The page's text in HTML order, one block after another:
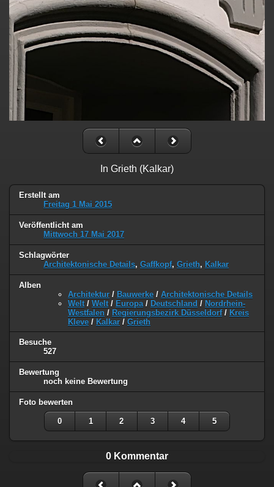
In Grieth (Kalkar)
Erstellt am
Freitag 1 Mai 2015
Veröffentlicht am
Mittwoch 17 Mai 2017
Schlagwörter
Architektonische Details, Gaffkopf, Grieth, Kalkar
Alben
Architektur / Bauwerke / Architektonische Details
Welt / Welt / Europa / Deutschland / Nordrhein-
Westfalen / Regierungsbezirk Düsseldorf/ Kreis
Kleve / Kalkar / Grieth
Besuche
527
Bewertung
noch keine Bewertung
Foto bewerten
0 1 2 3 4 5
0 Kommentar